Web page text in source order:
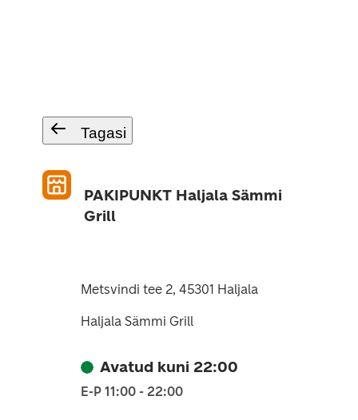
Tagasi
PAKIPUNKT Haljala Sämmi
Grill
Metsvindi tee 2, 45301 Haljala
Haljala Sämmi Grill
Avatud kuni 22:00
E-P 11:00 - 22:00